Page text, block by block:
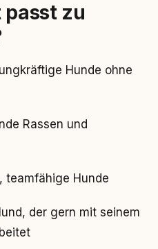
zu
Hunde ohne
Rassen und
teamfähige Hunde
der gern mit seinem